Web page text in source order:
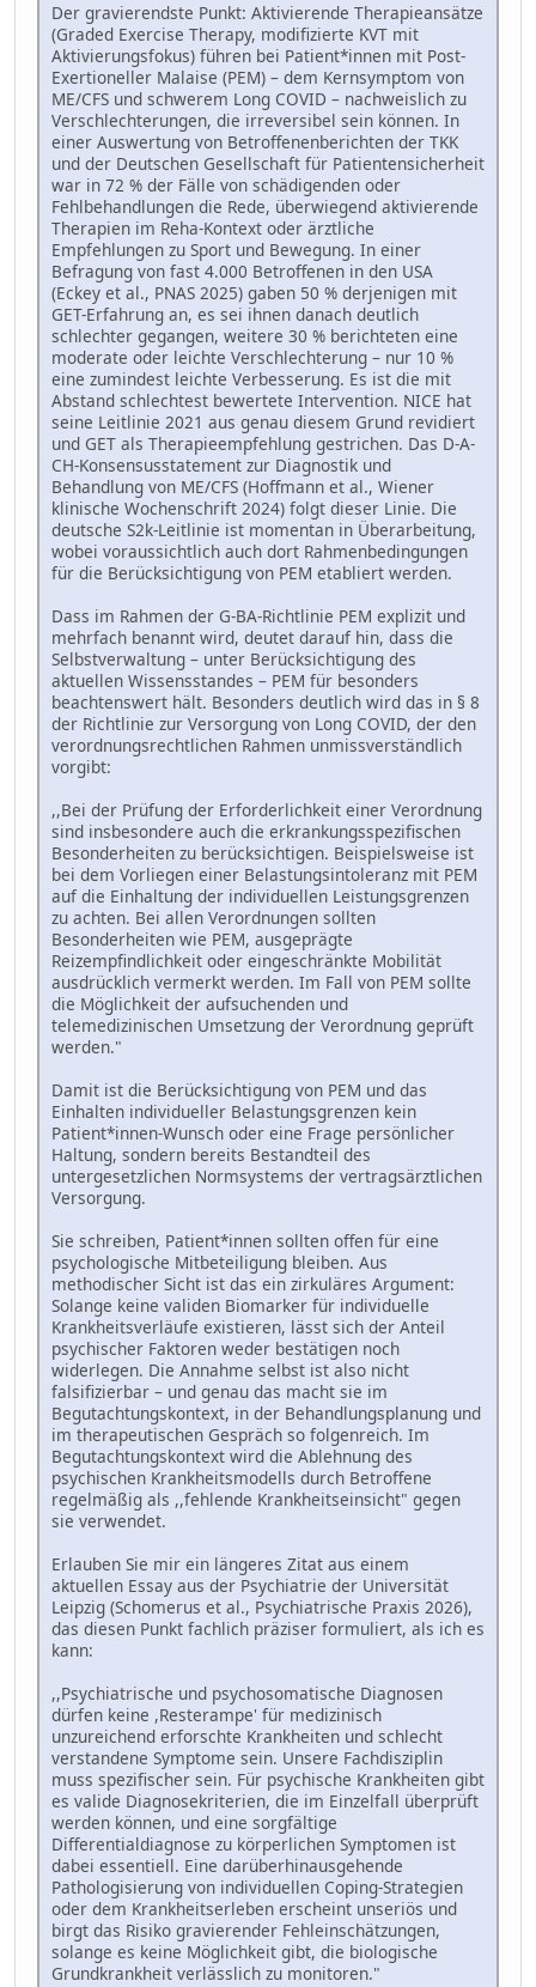
Der gravierendste Punkt: Aktivierende Therapieansätze
(Graded Exercise Therapy, modifizierte KVT mit
Aktivierungsfokus) führen bei Patient*innen mit Post-
Exertioneller Malaise (PEM) – dem Kernsymptom von
ME/CFS und schwerem Long COVID – nachweislich zu
Verschlechterungen, die irreversibel sein können. In
einer Auswertung von Betroffenenberichten der TKK
und der Deutschen Gesellschaft für Patientensicherheit
war in 72 % der Fälle von schädigenden oder
Fehlbehandlungen die Rede, überwiegend aktivierende
Therapien im Reha-Kontext oder ärztliche
Empfehlungen zu Sport und Bewegung. In einer
Befragung von fast 4.000 Betroffenen in den USA
(Eckey et al., PNAS 2025) gaben 50 % derjenigen mit
GET-Erfahrung an, es sei ihnen danach deutlich
schlechter gegangen, weitere 30 % berichteten eine
moderate oder leichte Verschlechterung – nur 10 %
eine zumindest leichte Verbesserung. Es ist die mit
Abstand schlechtest bewertete Intervention. NICE hat
seine Leitlinie 2021 aus genau diesem Grund revidiert
und GET als Therapieempfehlung gestrichen. Das D-A-
CH-Konsensusstatement zur Diagnostik und
Behandlung von ME/CFS (Hoffmann et al., Wiener
klinische Wochenschrift 2024) folgt dieser Linie. Die
deutsche S2k-Leitlinie ist momentan in Überarbeitung,
wobei voraussichtlich auch dort Rahmenbedingungen
für die Berücksichtigung von PEM etabliert werden.
Dass im Rahmen der G-BA-Richtlinie PEM explizit und
mehrfach benannt wird, deutet darauf hin, dass die
Selbstverwaltung – unter Berücksichtigung des
aktuellen Wissensstandes – PEM für besonders
beachtenswert hält. Besonders deutlich wird das in § 8
der Richtlinie zur Versorgung von Long COVID, der den
verordnungsrechtlichen Rahmen unmissverständlich
vorgibt:
,,Bei der Prüfung der Erforderlichkeit einer Verordnung
sind insbesondere auch die erkrankungsspezifischen
Besonderheiten zu berücksichtigen. Beispielsweise ist
bei dem Vorliegen einer Belastungsintoleranz mit PEM
auf die Einhaltung der individuellen Leistungsgrenzen
zu achten. Bei allen Verordnungen sollten
Besonderheiten wie PEM, ausgeprägte
Reizempfindlichkeit oder eingeschränkte Mobilität
ausdrücklich vermerkt werden. Im Fall von PEM sollte
die Möglichkeit der aufsuchenden und
telemedizinischen Umsetzung der Verordnung geprüft
werden."
Damit ist die Berücksichtigung von PEM und das
Einhalten individueller Belastungsgrenzen kein
Patient*innen-Wunsch oder eine Frage persönlicher
Haltung, sondern bereits Bestandteil des
untergesetzlichen Normsystems der vertragsärztlichen
Versorgung.
Sie schreiben, Patient*innen sollten offen für eine
psychologische Mitbeteiligung bleiben. Aus
methodischer Sicht ist das ein zirkuläres Argument:
Solange keine validen Biomarker für individuelle
Krankheitsverläufe existieren, lässt sich der Anteil
psychischer Faktoren weder bestätigen noch
widerlegen. Die Annahme selbst ist also nicht
falsifizierbar – und genau das macht sie im
Begutachtungskontext, in der Behandlungsplanung und
im therapeutischen Gespräch so folgenreich. Im
Begutachtungskontext wird die Ablehnung des
psychischen Krankheitsmodells durch Betroffene
regelmäßig als ,,fehlende Krankheitseinsicht" gegen
sie verwendet.
Erlauben Sie mir ein längeres Zitat aus einem
aktuellen Essay aus der Psychiatrie der Universität
Leipzig (Schomerus et al., Psychiatrische Praxis 2026),
das diesen Punkt fachlich präziser formuliert, als ich es
kann:
,,Psychiatrische und psychosomatische Diagnosen
dürfen keine ,Resterampe' für medizinisch
unzureichend erforschte Krankheiten und schlecht
verstandene Symptome sein. Unsere Fachdisziplin
muss spezifischer sein. Für psychische Krankheiten gibt
es valide Diagnosekriterien, die im Einzelfall überprüft
werden können, und eine sorgfältige
Differentialdiagnose zu körperlichen Symptomen ist
dabei essentiell. Eine darüberhinausgehende
Pathologisierung von individuellen Coping-Strategien
oder dem Krankheitserleben erscheint unseriös und
birgt das Risiko gravierender Fehleinschätzungen,
solange es keine Möglichkeit gibt, die biologische
Grundkrankheit verlässlich zu monitoren."